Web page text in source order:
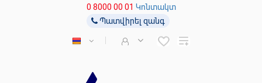
0 8000 00 01 Կոնտակտ
Պատվիրել զանգ